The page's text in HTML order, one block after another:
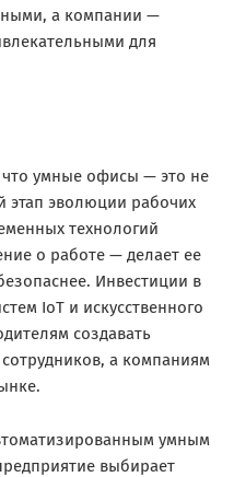
а компании —
для
что умные офисы — это не
этап эволюции рабочих
технологий
о работе — делает ее
Инвестиции в
IoT и искусственного
создавать
а компаниям
умным
выбирает